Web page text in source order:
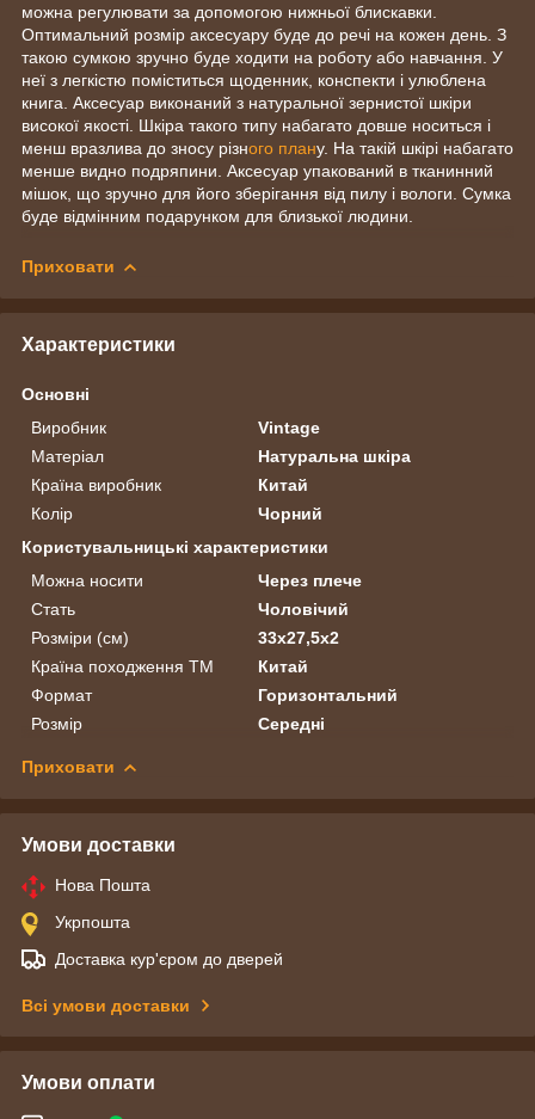
можна регулювати за допомогою нижньої блискавки.
Оптимальний розмір аксесуару буде до речі на кожен день. З
такою сумкою зручно буде ходити на роботу або навчання. У
неї з легкістю поміститься щоденник, конспекти і улюблена
книга. Аксесуар виконаний з натуральної зернистої шкіри
високої якості. Шкіра такого типу набагато довше носиться і
менш вразлива до зносу різного плану. На такій шкірі набагато
менше видно подряпини. Аксесуар упакований в тканинний
мішок, що зручно для його зберігання від пилу і вологи. Сумка
буде відмінним подарунком для близької людини.
Приховати
Характеристики
Основні
Виробник
Vintage
Матеріал
Натуральна шкіра
Країна виробник
Китай
Колір
Чорний
Користувальницькі характеристики
Можна носити
Через плече
Стать
Чоловічий
Розміри (см)
33х27,5х2
Країна походження ТМ
Китай
Формат
Горизонтальний
Розмір
Середні
Приховати
Умови доставки
Нова Пошта
Укрпошта
Доставка кур'єром до дверей
Всі умови доставки
Умови оплати